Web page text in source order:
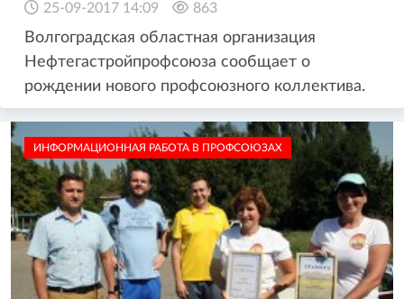
25-09-2017 14:09 863
Волгоградская областная организация
Нефтегастройпрофсоюза сообщает о
рождении нового профсоюзного коллектива.
ИНФОРМАЦИОННАЯ РАБОТА В ПРОФСОЮЗАХ